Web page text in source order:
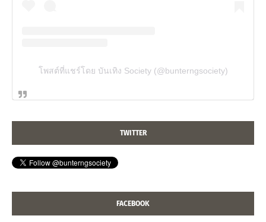
โพสต์ที่แชร์โดย บันเทิง Society (@bunterngsociety)
TWITTER
FACEBOOK